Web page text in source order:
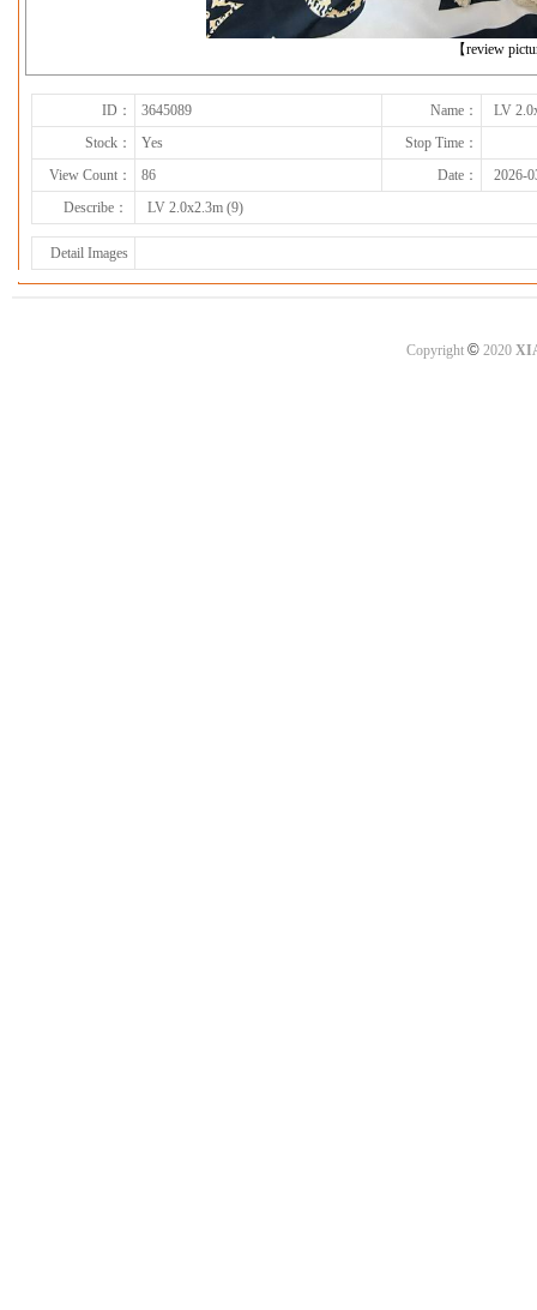
【review
ID： 3645089 Name：
LV
Stock：
Yes
Stop Time：
View Count：
86 Date：
2026-
Describe：
LV 2.0x2.3m (9)
Detail Images
Copyright ©2020